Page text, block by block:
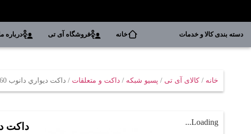
دسته بندی کالا و خدمات خانه فروشگاه آی تی درباره
خانه / کالای آی تی / پسیو شبکه / داکت و متعلقات / داکت ديواري دانوب 60*60
Loading... داکت